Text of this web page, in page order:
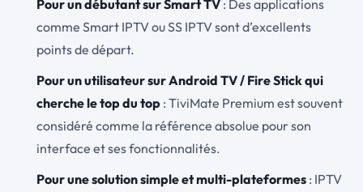
Pour un débutant sur Smart TV : Des applications
comme Smart IPTV ou SS IPTV sont d’excellents
points de départ.
Pour un utilisateur sur Android TV / Fire Stick qui
cherche le top du top : TiviMate Premium est souvent
considéré comme la référence absolue pour son
interface et ses fonctionnalités.
Pour une solution simple et multi-plateformes : IPTV